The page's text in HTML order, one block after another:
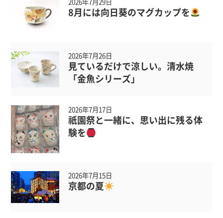
2026年7月29日
8月には向日葵のマグカップを
2026年7月26日
見ているだけで涼しい。清水焼
「金魚シリーズ」
2026年7月17日
祇園祭と一緒に、思い出に残る体
験を
2026年7月15日
京都の夏